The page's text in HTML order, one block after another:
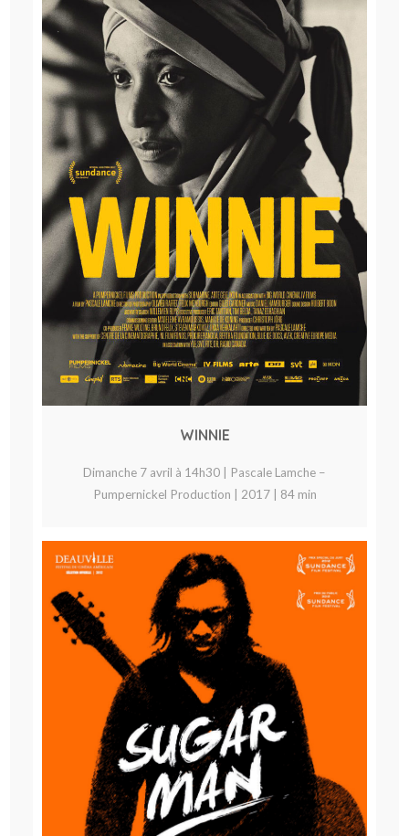
WINNIE
Dimanche 7 avril à 14h30 | Pascale Lamche –
Pumpernickel Production | 2017 | 84 min